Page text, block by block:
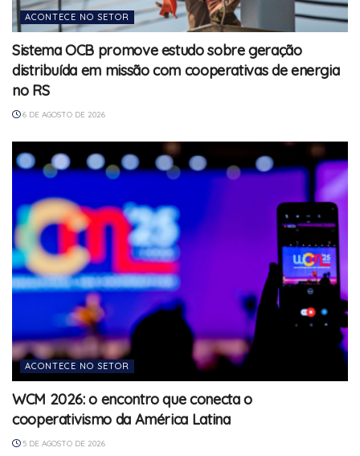
ACONTECE NO SETOR
Sistema OCB promove estudo sobre geração
distribuída em missão com cooperativas de energia
no RS
6 DE AGOSTO DE 2026
ACONTECE NO SETOR
WCM 2026: o encontro que conecta o
cooperativismo da América Latina
5 DE AGOSTO DE 2026